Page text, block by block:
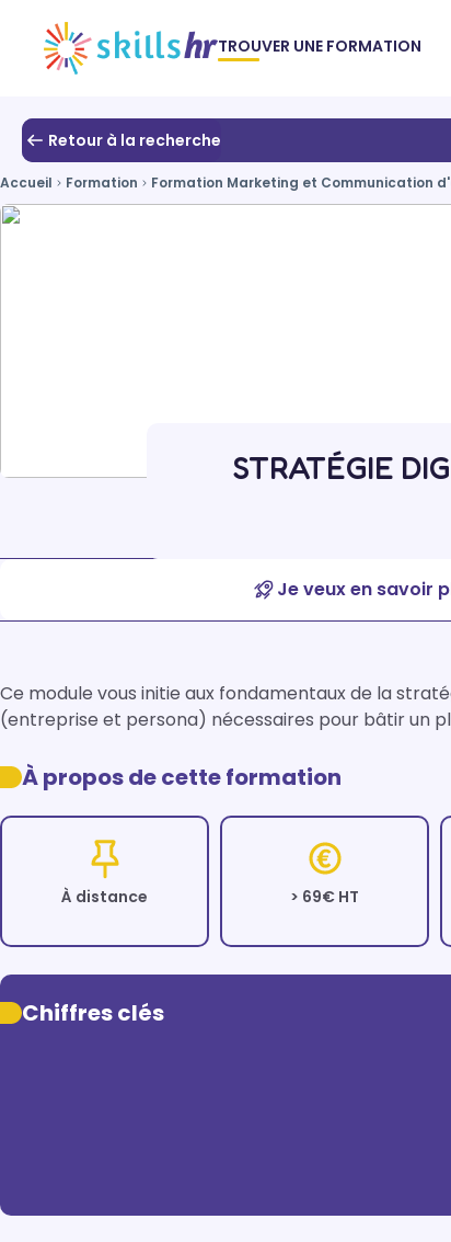
TROUVER UNE FORMATION
Retour à la recherche
Accueil Formation Formation Marketing et Communication
STRATÉGIE
Je veux en savoir
Ce module vous initie aux fondamentaux de la
(entreprise et persona) nécessaires pour bâtir un
À propos de cette formation
À distance > 69€ HT
Chiffres clés